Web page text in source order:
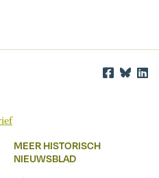
MEER HISTORISCH
NIEUWSBLAD